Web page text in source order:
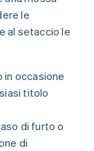
le
al setaccio le
occasione
titolo
di furto o
di